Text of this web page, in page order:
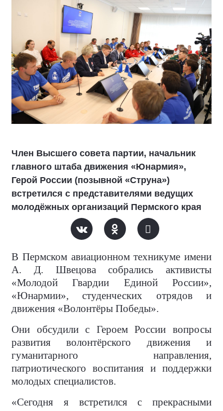
Член Высшего совета партии, начальник
главного штаба движения «Юнармия»,
Герой России (позывной «Струна»)
встретился с представителями ведущих
молодёжных организаций Пермского края
В Пермском авиационном техникуме имени
А. Д. Швецова собрались активисты
«Молодой Гвардии Единой России»,
«Юнармии», студенческих отрядов и
движения «Волонтёры Победы».
Они обсудили с Героем России вопросы
развития волонтёрского движения и
гуманитарного направления,
патриотического воспитания и поддержки
молодых специалистов.
«Сегодня я встретился с прекрасными